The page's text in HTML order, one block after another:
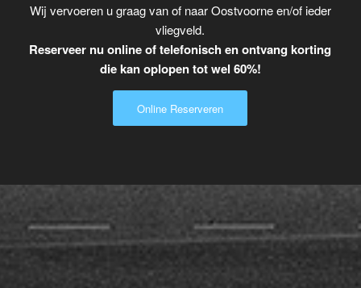
Wij vervoeren u graag van of naar Oostvoorne en/of ieder
vliegveld.
Reserveer nu online of telefonisch en ontvang korting
die kan oplopen tot wel 60%!
Online Reserveren